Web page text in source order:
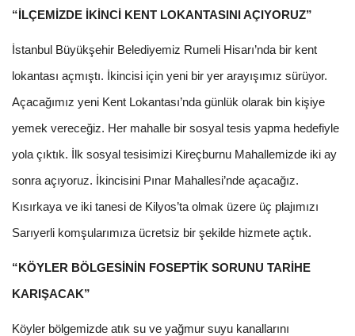
“İLÇEMİZDE İKİNCİ KENT LOKANTASINI AÇIYORUZ”
İstanbul Büyükşehir Belediyemiz Rumeli Hisarı’nda bir kent
lokantası açmıştı. İkincisi için yeni bir yer arayışımız sürüyor.
Açacağımız yeni Kent Lokantası’nda günlük olarak bin kişiye
yemek vereceğiz. Her mahalle bir sosyal tesis yapma hedefiyle
yola çıktık. İlk sosyal tesisimizi Kireçburnu Mahallemizde iki ay
sonra açıyoruz. İkincisini Pınar Mahallesi’nde açacağız.
Kısırkaya ve iki tanesi de Kilyos’ta olmak üzere üç plajımızı
Sarıyerli komşularımıza ücretsiz bir şekilde hizmete açtık.
“KÖYLER BÖLGESİNİN FOSEPTİK SORUNU TARİHE
KARIŞACAK”
Köyler bölgemizde atık su ve yağmur suyu kanallarını